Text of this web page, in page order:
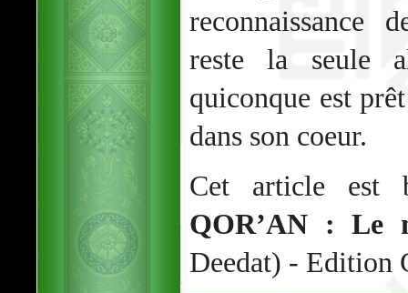
reconnaissance
reste la seule
quiconque est
dans son coeur.
Cet article
QOR’AN : Le
Deedat) -